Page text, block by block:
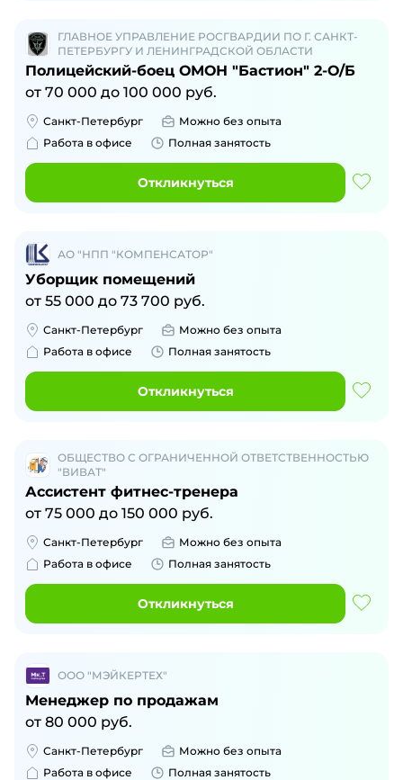
ГЛАВНОЕ УПРАВЛЕНИЕ РОСГВАРДИИ ПО Г. САНКТ-
ПЕТЕРБУРГУ И ЛЕНИНГРАДСКОЙ ОБЛАСТИ
Полицейский-боец ОМОН "Бастион" 2-О/Б
от 70 000 до 100 000 руб.
Санкт-Петербург
Можно без опыта
Работа в офисе
Полная занятость
Откликнуться
АО "НПП "КОМПЕНСАТОР"
Уборщик помещений
от 55 000 до 73 700 руб.
Санкт-Петербург
Можно без опыта
Работа в офисе
Полная занятость
Откликнуться
ОБЩЕСТВО С ОГРАНИЧЕННОЙ ОТВЕТСТВЕННОСТЬЮ
"ВИВАТ"
Ассистент фитнес-тренера
от 75 000 до 150 000 руб.
Санкт-Петербург
Можно без опыта
Работа в офисе
Полная занятость
Откликнуться
ООО "МЭЙКЕРТЕХ"
Менеджер по продажам
от 80 000 руб.
Санкт-Петербург
Можно без опыта
Работа в офисе
Полная занятость